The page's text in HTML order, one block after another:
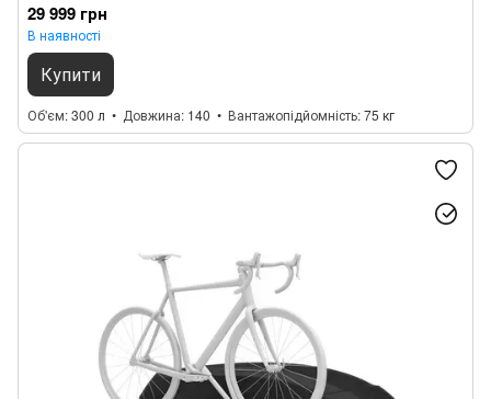
29 999 грн
В наявності
Купити
Об'єм 300 л Довжина 140 Вантажопідйомність 75 кг